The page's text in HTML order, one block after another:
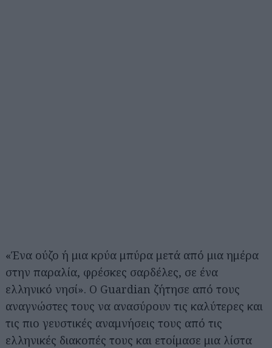
«Ένα ούζο ή μια κρύα μπύρα μετά από μια ημέρα
στην παραλία, φρέσκες σαρδέλες, σε ένα
ελληνικό νησί». Ο Guardian ζήτησε από τους
αναγνώστες τους να ανασύρουν τις καλύτερες και
τις πιο γευστικές αναμνήσεις τους από τις
ελληνικές διακοπές τους και ετοίμασε μια λίστα